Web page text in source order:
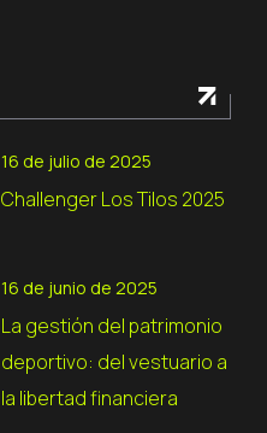
Challenger Los Tilos 2025
16 de julio de 2025
La gestión del patrimonio
deportivo: del vestuario a
la libertad financiera
16 de junio de 2025